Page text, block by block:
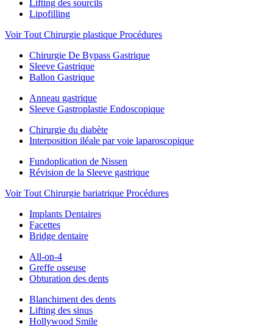
Lifting des sourcils
Lipofilling
Voir Tout Chirurgie plastique Procédures
Chirurgie De Bypass Gastrique
Sleeve Gastrique
Ballon Gastrique
Anneau gastrique
Sleeve Gastroplastie Endoscopique
Chirurgie du diabète
Interposition iléale par voie laparoscopique
Fundoplication de Nissen
Révision de la Sleeve gastrique
Voir Tout Chirurgie bariatrique Procédures
Implants Dentaires
Facettes
Bridge dentaire
All-on-4
Greffe osseuse
Obturation des dents
Blanchiment des dents
Lifting des sinus
Hollywood Smile